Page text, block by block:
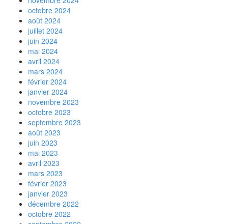
octobre 2024
août 2024
juillet 2024
juin 2024
mai 2024
avril 2024
mars 2024
février 2024
janvier 2024
novembre 2023
octobre 2023
septembre 2023
août 2023
juin 2023
mai 2023
avril 2023
mars 2023
février 2023
janvier 2023
décembre 2022
octobre 2022